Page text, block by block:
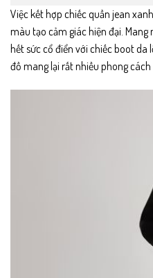
Việc kết hợp chiếc quần jean
màu tạo cảm giác hiện đại.
hết sức cổ điển với chiếc boot
đồ mang lại rất nhiều phong